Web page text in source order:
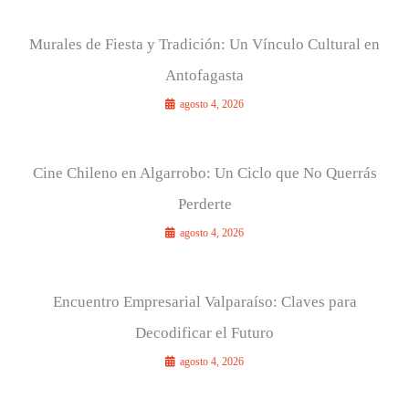
Murales de Fiesta y Tradición: Un Vínculo Cultural en
Antofagasta
agosto 4, 2026
Cine Chileno en Algarrobo: Un Ciclo que No Querrás
Perderte
agosto 4, 2026
Encuentro Empresarial Valparaíso: Claves para
Decodificar el Futuro
agosto 4, 2026